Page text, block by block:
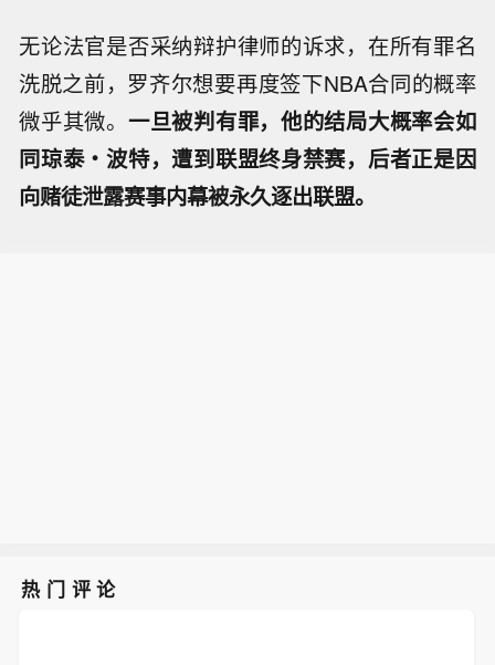
无论法官是否采纳辩护律师的诉求，在所有罪名
洗脱之前，罗齐尔想要再度签下NBA合同的概率
微乎其微。 一旦被判有罪，他的结局大概率会如
同琼泰・波特，遭到联盟终身禁赛，后者正是因
向赌徒泄露赛事内幕被永久逐出联盟。
热门评论